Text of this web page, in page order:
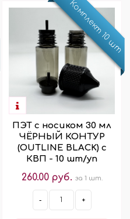
Комплект 10 шт
ПЭТ с носиком 30 мл
ЧЁРНЫЙ КОНТУР
(OUTLINE BLACK) с
КВП - 10 шт/уп
260.00 руб. за 1 шт.
- +